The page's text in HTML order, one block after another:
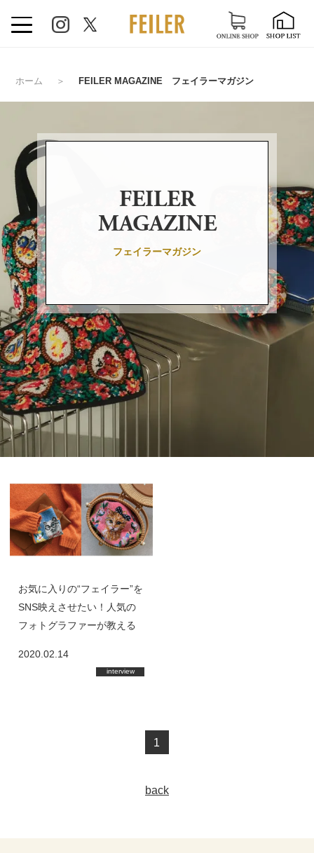
ホーム ＞ FEILER MAGAZINE フェイラーマガジン
FEILER
MAGAZINE
フェイラーマガジン
お気に入りの“フェイラー”を
SNS映えさせたい！人気の
フォトグラファーが教える
2020.02.14
interview
1
back